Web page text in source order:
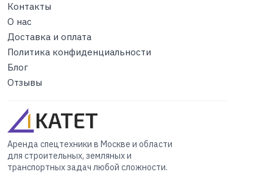
Контакты
О нас
Доставка и оплата
Политика конфиденциальности
Блог
Отзывы
Аренда спецтехники в Москве и области
для строительных, земляных и
транспортных задач любой сложности.